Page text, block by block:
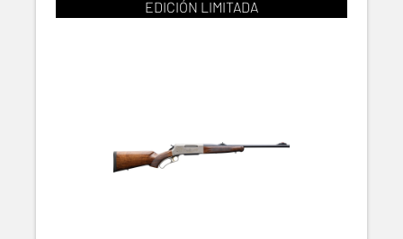
EDICIÓN LIMITADA